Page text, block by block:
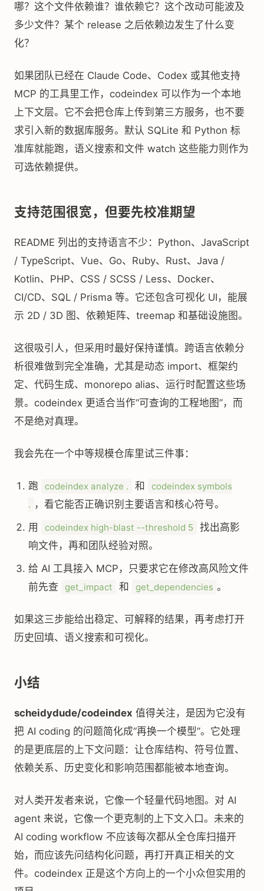
哪？这个文件依赖谁？谁依赖它？这个改动可能波及
多少文件？某个 release 之后依赖边发生了什么变
化？
如果团队已经在 Claude Code、Codex 或其他支持
MCP 的工具里工作，codeindex 可以作为一个本地
上下文层。它不会把仓库上传到第三方服务，也不要
求引入新的数据库服务。默认 SQLite 和 Python 标
准库就能跑，语义搜索和文件 watch 这些能力则作为
可选依赖提供。
支持范围很宽，但要先校准期望
README 列出的支持语言不少：Python、JavaScript
/ TypeScript、Vue、Go、Ruby、Rust、Java /
Kotlin、PHP、CSS / SCSS / Less、Docker、
CI/CD、SQL / Prisma 等。它还包含可视化 UI，能展
示 2D / 3D 图、依赖矩阵、treemap 和基础设施图。
这很吸引人，但采用时最好保持谨慎。跨语言依赖分
析很难做到完全准确，尤其是动态 import、框架约
定、代码生成、monorepo alias、运行时配置这些场
景。codeindex 更适合当作“可查询的工程地图”，而
不是绝对真理。
我会先在一个中等规模仓库里试三件事：
跑 codeindex analyze . 和
codeindex symbols
. ，看它能否正确识别主要语言和核心符号。
用
codeindex high-blast --threshold 5
找出高影
响文件，再和团队经验对照。
给 AI 工具接入 MCP，只要求它在修改高风险文件
前先查
get_impact 和 get_dependencies 。
如果这三步能给出稳定、可解释的结果，再考虑打开
历史回填、语义搜索和可视化。
小结
scheidydude/codeindex 值得关注，是因为它没有
把 AI coding 的问题简化成“再换一个模型”。它处理
的是更底层的上下文问题：让仓库结构、符号位置、
依赖关系、历史变化和影响范围都能被本地查询。
对人类开发者来说，它像一个轻量代码地图。对 AI
agent 来说，它像一个更克制的上下文入口。未来的
AI coding workflow 不应该每次都从全仓库扫描开
始，而应该先问结构化问题，再打开真正相关的文
件。codeindex 正是这个方向上的一个小众但实用的